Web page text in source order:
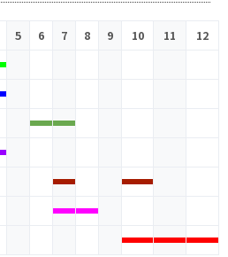
5 6 7 8 9 10 11
12